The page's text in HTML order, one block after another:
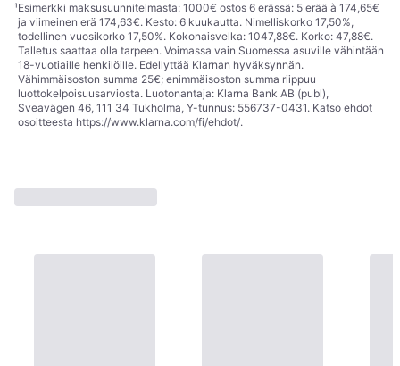
¹Esimerkki maksusuunnitelmasta: 1000€ ostos 6 erässä: 5 erää à 174,65€
ja viimeinen erä 174,63€. Kesto: 6 kuukautta. Nimelliskorko 17,50%,
todellinen vuosikorko 17,50%. Kokonaisvelka: 1047,88€. Korko: 47,88€.
Talletus saattaa olla tarpeen. Voimassa vain Suomessa asuville vähintään
18-vuotiaille henkilöille. Edellyttää Klarnan hyväksynnän.
Vähimmäisoston summa 25€; enimmäisoston summa riippuu
luottokelpoisuusarviosta. Luotonantaja: Klarna Bank AB (publ),
Sveavägen 46, 111 34 Tukholma, Y-tunnus: 556737-0431. Katso ehdot
osoitteesta https://www.klarna.com/fi/ehdot/.